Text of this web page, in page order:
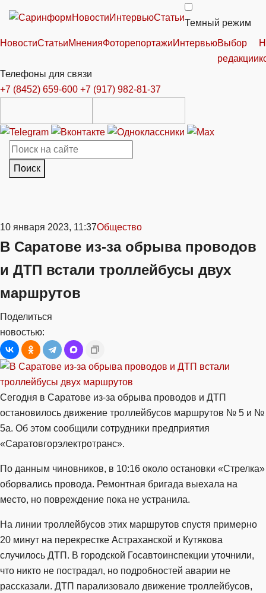
НовостиИнтервьюСтатьи
Темный режим
НовостиСтатьиМненияФоторепортажиИнтервьюВыбор
редакции
Телефоны для связи
+7 (8452) 659-600 +7 (917) 982-81-37
Поиск
10 января 2023, 11:37Общество
В Саратове из-за обрыва проводов
и ДТП встали троллейбусы двух
маршрутов
Поделиться
новостью:
Сегодня в Саратове из-за обрыва проводов и ДТП
остановилось движение троллейбусов маршрутов № 5 и №
5а. Об этом сообщили сотрудники предприятия
«Саратовгорэлектротранс».
По данным чиновников, в 10:16 около остановки «Стрелка»
оборвались провода. Ремонтная бригада выехала на
место, но повреждение пока не устранила.
На линии троллейбусов этих маршрутов спустя примерно
20 минут на перекрестке Астраханской и Кутякова
случилось ДТП. В городской Госавтоинспекции уточнили,
что никто не пострадал, но подробностей аварии не
рассказали. ДТП парализовало движение троллейбусов,